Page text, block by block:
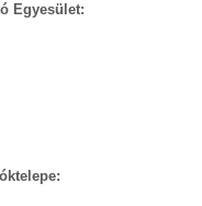
Egyesület: